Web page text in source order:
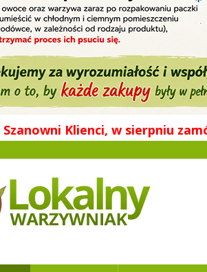
Szanowni Klienci, w sierpniu